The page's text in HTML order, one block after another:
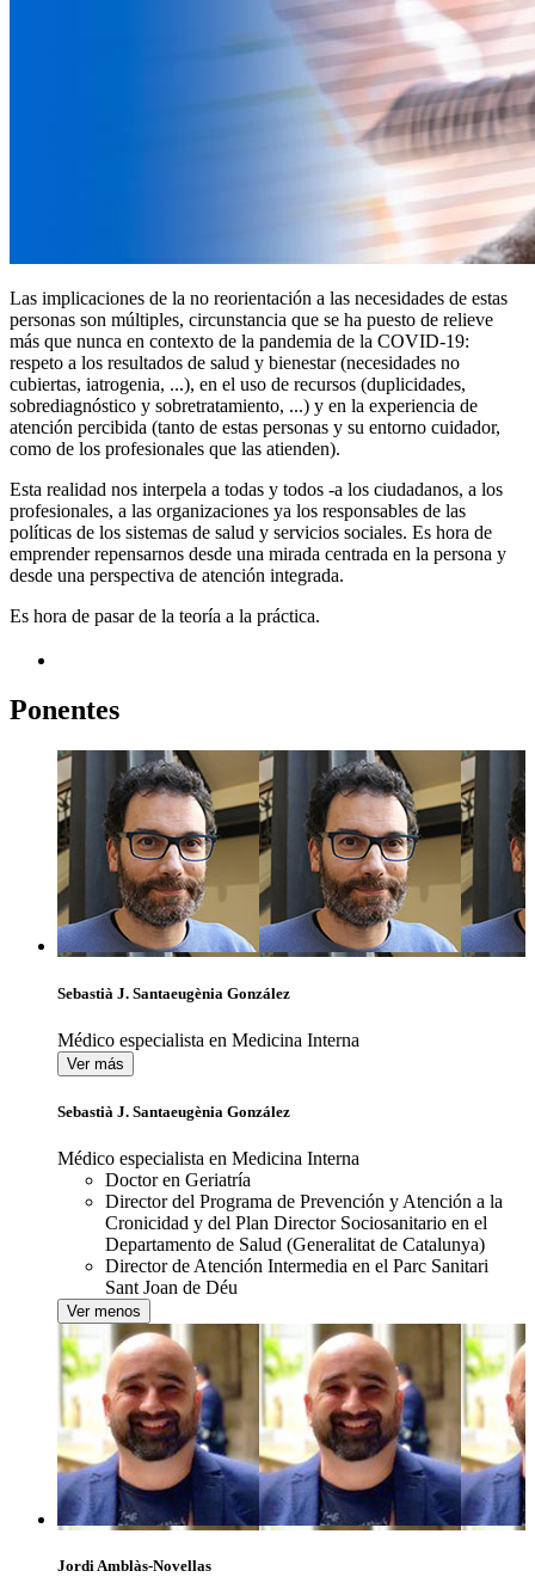
Las implicaciones de la no reorientación a las necesidades de estas
personas son múltiples, circunstancia que se ha puesto de relieve
más que nunca en contexto de la pandemia de la COVID-19:
respeto a los resultados de salud y bienestar (necesidades no
cubiertas, iatrogenia, ...), en el uso de recursos (duplicidades,
sobrediagnóstico y sobretratamiento, ...) y en la experiencia de
atención percibida (tanto de estas personas y su entorno cuidador,
como de los profesionales que las atienden).
Esta realidad nos interpela a todas y todos -a los ciudadanos, a los
profesionales, a las organizaciones ya los responsables de las
políticas de los sistemas de salud y servicios sociales. Es hora de
emprender repensarnos desde una mirada centrada en la persona y
desde una perspectiva de atención integrada.
Es hora de pasar de la teoría a la práctica.
Ponentes
Sebastià J. Santaeugènia González
Médico especialista en Medicina Interna
Ver más
Sebastià J. Santaeugènia González
Médico especialista en Medicina Interna
Doctor en Geriatría
Director del Programa de Prevención y Atención a la
Cronicidad y del Plan Director Sociosanitario en el
Departamento de Salud (Generalitat de Catalunya)
Director de Atención Intermedia en el Parc Sanitari
Sant Joan de Déu
Ver menos
Jordi Amblàs-Novellas